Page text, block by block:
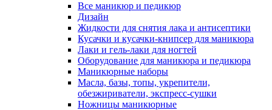
Все маникюр и педикюр
Дизайн
Жидкости для снятия лака и антисептики
Кусачки и кусачки-книпсер для маникюра
Лаки и гель-лаки для ногтей
Оборудование для маникюра и педикюра
Маникюрные наборы
Масла, базы, топы, укрепители,
обезжириватели, экспресс-сушки
Ножницы маникюрные